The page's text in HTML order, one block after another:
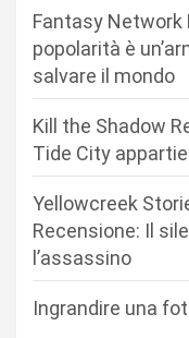
Fantasy Network
popolarità è
salvare il mondo
Kill the Shadow
Tide City
Yellowcreek
Recensione: Il
l’assassino
Ingrandire una